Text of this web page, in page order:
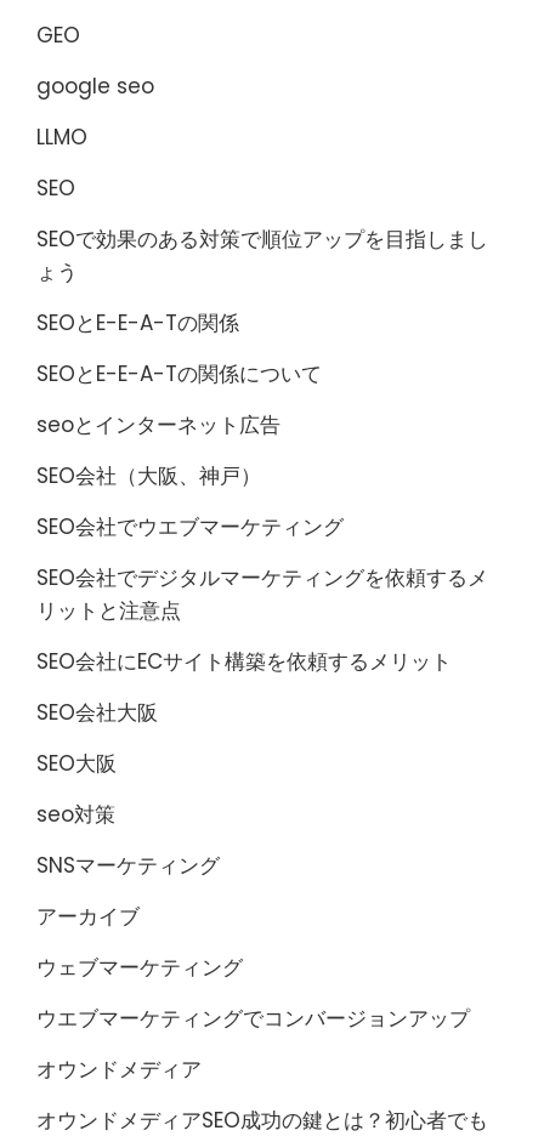
GEO
google seo
LLMO
SEO
SEOで効果のある対策で順位アップを目指しまし
ょう
SEOとE-E-A-Tの関係
SEOとE-E-A-Tの関係について
seoとインターネット広告
SEO会社（大阪、神戸）
SEO会社でウエブマーケティング
SEO会社でデジタルマーケティングを依頼するメ
リットと注意点
SEO会社にECサイト構築を依頼するメリット
SEO会社大阪
SEO大阪
seo対策
SNSマーケティング
アーカイブ
ウェブマーケティング
ウエブマーケティングでコンバージョンアップ
オウンドメディア
オウンドメディアSEO成功の鍵とは？初心者でも